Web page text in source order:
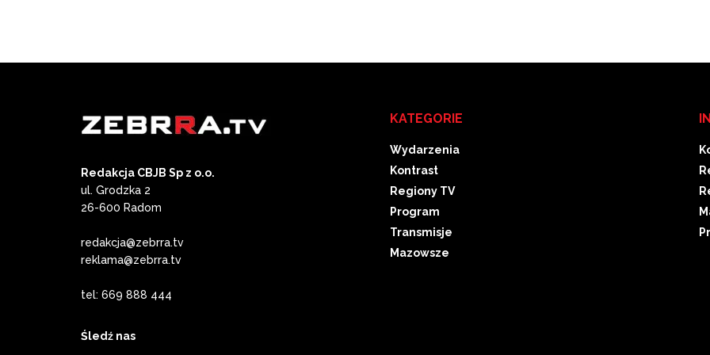
Redakcja CBJB Sp z o.o.
ul. Grodzka 2
26-600 Radom
redakcja@zebrra.tv
reklama@zebrra.tv
tel: 669 888 444
Śledź nas
KATEGORIE
Wydarzenia
Kontrast
Regiony TV
Program
Transmisje
Mazowsze